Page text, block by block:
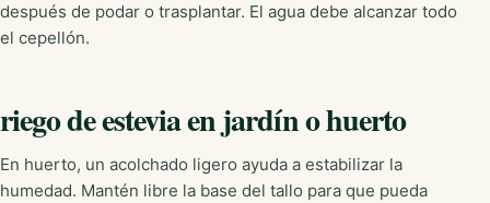
después de podar o trasplantar. El agua debe alcanzar todo
el cepellón.
riego de estevia en jardín o huerto
En huerto, un acolchado ligero ayuda a estabilizar la
humedad. Mantén libre la base del tallo para que pueda